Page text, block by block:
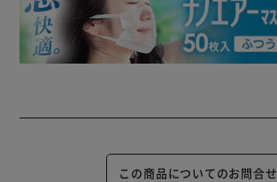
この商品についてのお問合せ